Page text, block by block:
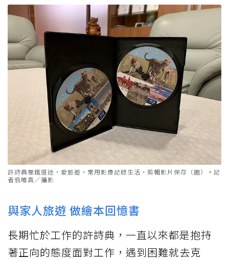
許詩典是鐵道迷，愛旅遊，常用影像記錄生活，剪輯影片保存（圖）。記
者翁唯真／攝影
與家人旅遊 做繪本回憶書
長期忙於工作的許詩典，一直以來都是抱持
著正向的態度面對工作，遇到困難就去克